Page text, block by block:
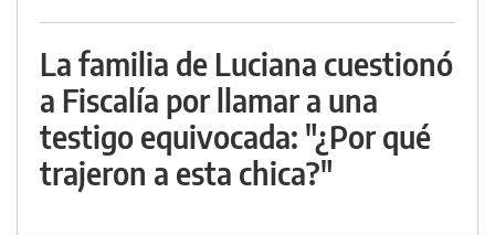
La familia de Luciana cuestionó
a Fiscalía por llamar a una
testigo equivocada: "¿Por qué
trajeron a esta chica?"